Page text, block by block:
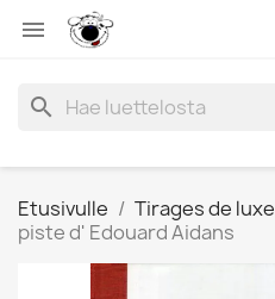

search
Etusivulle Tirages de luxe
piste d' Edouard Aidans